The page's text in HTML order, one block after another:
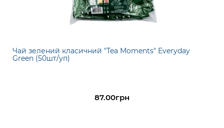
Чай зелений класичний "Tea Moments" Everyday
Green (50шт/уп)
87.00грн